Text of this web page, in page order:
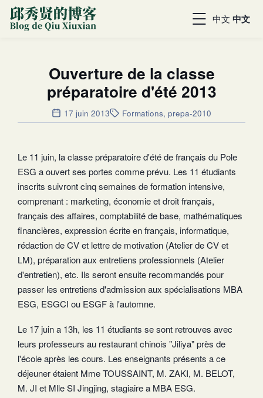
中文 中文
Ouverture de la classe
préparatoire d'été 2013
17 juin 2013 Formations,prepa-2010
Le 11 juin, la classe préparatoire d'été de français du Pole
ESG a ouvert ses portes comme prévu. Les 11 étudiants
inscrits suivront cinq semaines de formation intensive,
comprenant : marketing, économie et droit français,
français des affaires, comptabilité de base, mathématiques
financières, expression écrite en français, informatique,
rédaction de CV et lettre de motivation (Atelier de CV et
LM), préparation aux entretiens professionnels (Atelier
d'entretien), etc. Ils seront ensuite recommandés pour
passer les entretiens d'admission aux spécialisations MBA
ESG, ESGCI ou ESGF à l'automne.
Le 17 juin a 13h, les 11 étudiants se sont retrouves avec
leurs professeurs au restaurant chinois "Jiliya" près de
l'école après les cours. Les enseignants présents a ce
déjeuner étaient Mme TOUSSAINT, M. ZAKI, M. BELOT,
M. JI et Mlle SI Jingjing, stagiaire a MBA ESG.